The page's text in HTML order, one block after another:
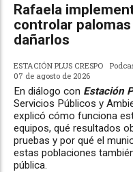
Rafaela
controlar
dañarlos
ESTACIÓN PLUS CRESPO
07 de agosto de 2026
En diálogo con Estación
Servicios Públicos y
explicó cómo funciona
equipos, qué resultados
pruebas y por qué el
estas poblaciones
pública.